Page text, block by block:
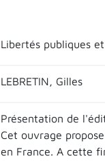
Libertés publiques
LEBRETIN, Gilles
Présentation de
Cet ouvrage
en France. A cette